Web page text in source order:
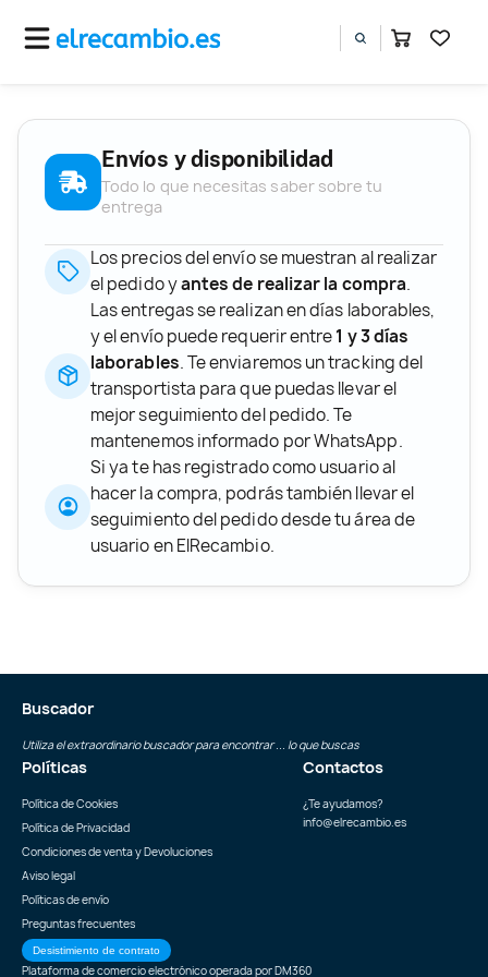
Envíos y disponibilidad
Todo lo que necesitas saber sobre tu
entrega
Los precios del envío se muestran al realizar
el pedido yantes de realizar la compra.
Las entregas se realizan en días laborables,
y el envío puede requerir entre1 y 3 días
laborables. Te enviaremos un tracking del
transportista para que puedas llevar el
mejor seguimiento del pedido. Te
mantenemos informado por WhatsApp.
Si ya te has registrado como usuario al
hacer la compra, podrás también llevar el
seguimiento del pedido desde tu área de
usuario en ElRecambio.
Buscador
Utiliza el extraordinario buscador para encontrar ... lo que buscas
Políticas
Política de Cookies
Política de Privacidad
Condiciones de venta y Devoluciones
Aviso legal
Políticas de envío
Preguntas frecuentes
Desistimiento de contrato
Contactos
¿Te ayudamos?
info@elrecambio.es
Plataforma de comercio electrónico operada porDM360